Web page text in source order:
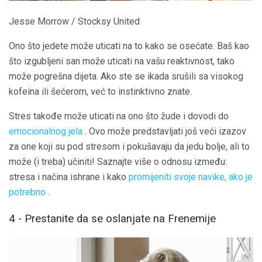
Jesse Morrow / Stocksy United
Ono što jedete može uticati na to kako se osećate. Baš kao
što izgubljeni san može uticati na vašu reaktivnost, tako
može pogrešna dijeta. Ako ste se ikada srušili sa visokog
kofeina ili šećerom, već to instinktivno znate.
Stres takođe može uticati na ono što žude i dovodi do
emocionalnog jela . Ovo može predstavljati još veći izazov
za one koji su pod stresom i pokušavaju da jedu bolje, ali to
može (i treba) učiniti! Saznajte više o odnosu između:
stresa i načina ishrane i kako promijeniti svoje navike, ako je
potrebno .
4 - Prestanite da se oslanjate na Frenemije